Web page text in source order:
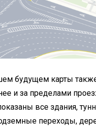
будущем карты
и за пределами
все здания,
переходы,